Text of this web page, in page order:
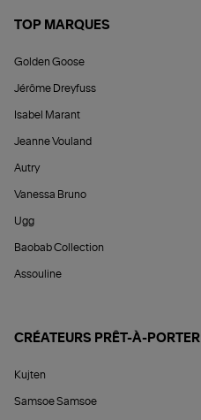
TOP MARQUES
Golden Goose
Jérôme Dreyfuss
Isabel Marant
Jeanne Vouland
Autry
Vanessa Bruno
Ugg
Baobab Collection
Assouline
CRÉATEURS PRÊT-À-PORTER
Kujten
Samsoe Samsoe